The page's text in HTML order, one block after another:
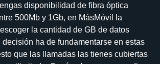
disponibilidad de fibra óptica
500Mb y 1Gb, en MásMóvil la
la cantidad de GB de datos
decisión ha de fundamentarse en estas
que las llamadas las tienes cubiertas